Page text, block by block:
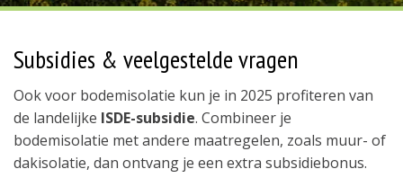
Subsidies & veelgestelde vragen
Ook voor bodemisolatie kun je in 2025 profiteren van
de landelijke ISDE-subsidie. Combineer je
bodemisolatie met andere maatregelen, zoals muur- of
dakisolatie, dan ontvang je een extra subsidiebonus.